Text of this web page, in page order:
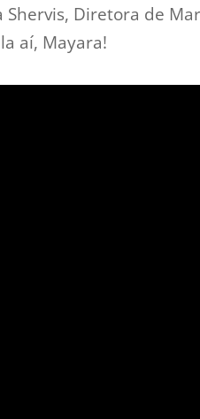
Shervis, Diretora de
aí, Mayara!